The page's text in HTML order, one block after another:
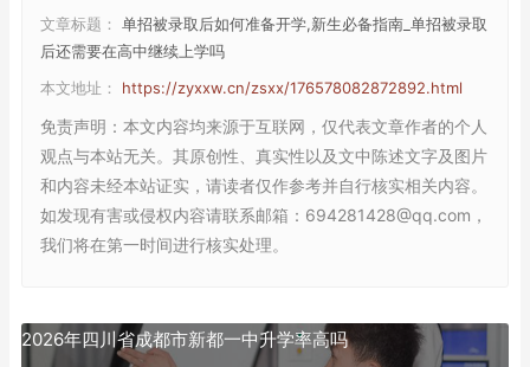
文章标题： 单招被录取后如何准备开学,新生必备指南_单招被录取
后还需要在高中继续上学吗
本文地址： https://zyxxw.cn/zsxx/176578082872892.html
免责声明 ：本文内容均来源于互联网，仅代表文章作者的个人
观点与本站无关。其原创性、真实性以及文中陈述文字及图片
和内容未经本站证实，请读者仅作参考并自行核实相关内容。
如发现有害或侵权内容请联系邮箱：694281428@qq.com，
我们将在第一时间进行核实处理。
2026年四川省成都市新都一中升学率高吗